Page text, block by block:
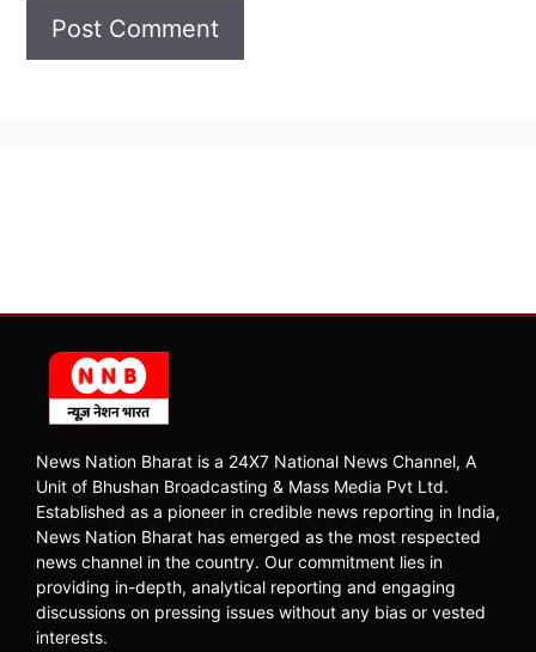
News Nation Bharat is a 24X7 National News Channel, A
Unit of Bhushan Broadcasting & Mass Media Pvt Ltd.
Established as a pioneer in credible news reporting in India,
News Nation Bharat has emerged as the most respected
news channel in the country. Our commitment lies in
providing in-depth, analytical reporting and engaging
discussions on pressing issues without any bias or vested
interests.